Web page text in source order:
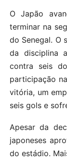
O Japão
terminar na
do Senegal. O
da disciplina
contra seis
participação
vitória, um
seis gols e
Apesar da
japoneses
do estádio.